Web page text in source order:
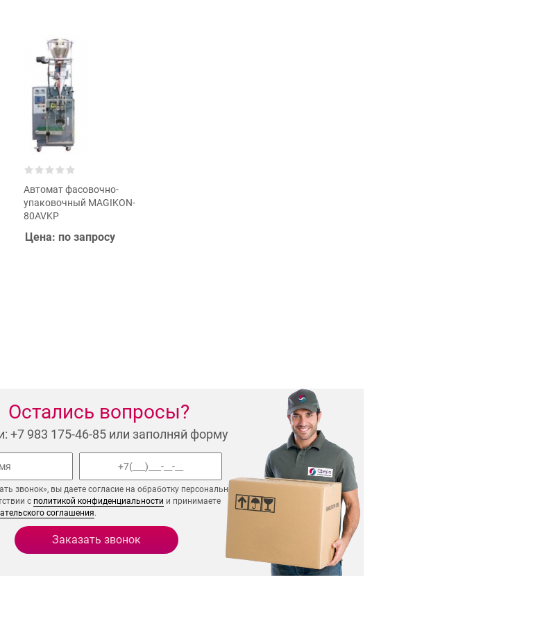
Автомат фасовочно-
упаковочный MAGIKON-
80AVKP
Цена: по запросу
Остались вопросы?
+7 983 175-46-85 или заполняй форму
звонок», вы даете согласие на обработку персональных
с политикой конфиденциальности и принимаете
соглашения.